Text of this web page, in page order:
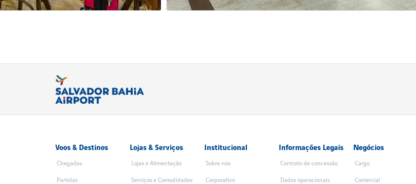
Voos & Destinos
Chegadas
Partidas
Lojas & Serviços
Lojas e Alimentação
Serviços e Comodidades
Institucional
Sobre nós
Corporativo
Informações Legais
Contrato de concessão
Dados operacionais
Negócios
Cargo
Comercial